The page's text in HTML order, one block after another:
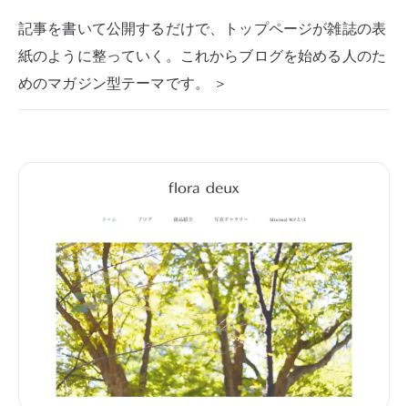
記事を書いて公開するだけで、トップページが雑誌の表
紙のように整っていく。これからブログを始める人のた
めのマガジン型テーマです。 ＞